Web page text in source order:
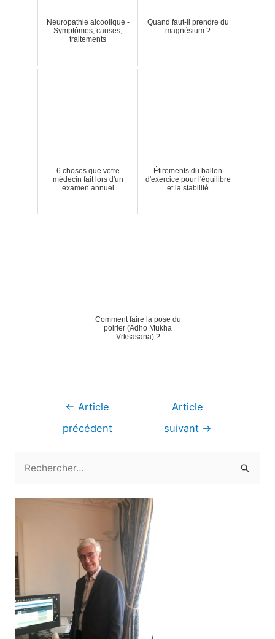
Neuropathie alcoolique -
Symptômes, causes,
traitements
Quand faut-il prendre du
magnésium ?
6 choses que votre
médecin fait lors d'un
examen annuel
Étirements du ballon
d'exercice pour l'équilibre
et la stabilité
Comment faire la pose du
poirier (Adho Mukha
Vrksasana) ?
Navigation
← Article
précédent
Article
suivant →
c
h
r
c
h
e
r